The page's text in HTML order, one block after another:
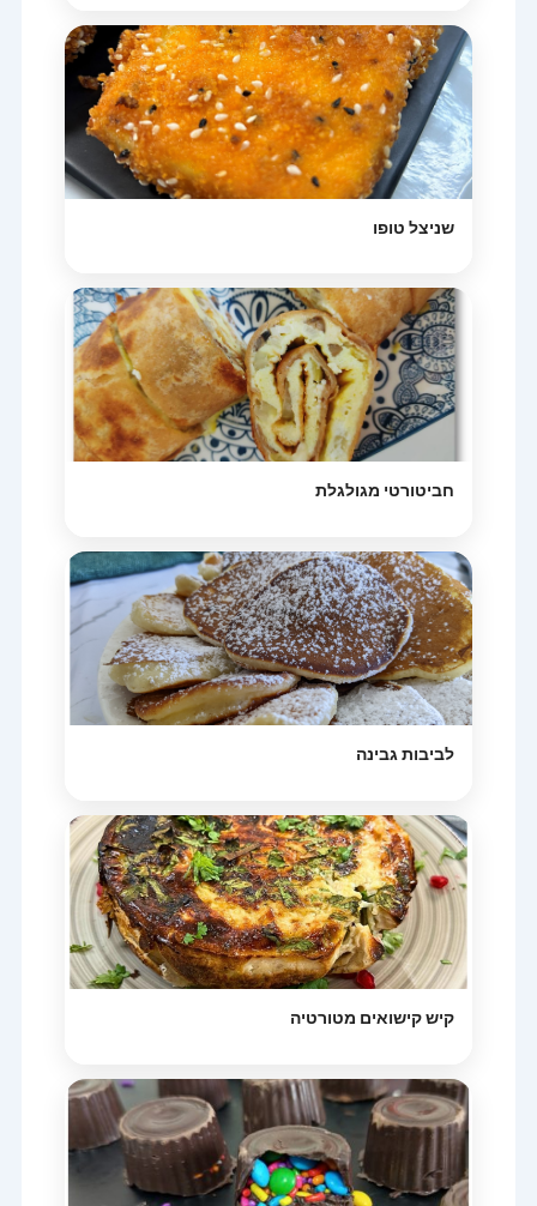
שניצל טופו
חביטורטי מגולגלת
לביבות גבינה
קיש קישואים מטורטיה